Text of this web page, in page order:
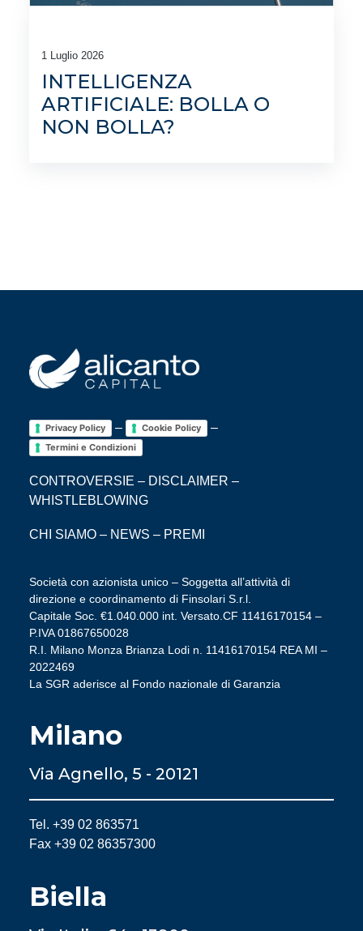
1 Luglio 2026
INTELLIGENZA
ARTIFICIALE: BOLLA O
NON BOLLA?
Privacy Policy – Cookie Policy –
Termini e Condizioni
CONTROVERSIE – DISCLAIMER –
WHISTLEBLOWING
CHI SIAMO – NEWS – PREMI
Società con azionista unico – Soggetta all’attività di
direzione e coordinamento di Finsolari S.r.l.
Capitale Soc. €1.040.000 int. Versato.CF 11416170154 –
P.IVA 01867650028
R.I. Milano Monza Brianza Lodi n. 11416170154 REA MI –
2022469
La SGR aderisce al Fondo nazionale di Garanzia
Milano
Via Agnello, 5 - 20121
Tel. +39 02 863571
Fax +39 02 86357300
Biella